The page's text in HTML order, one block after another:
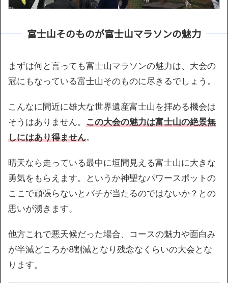
富士山そのものが富士山マラソンの魅力
まずは何と言っても富士山マラソンの魅力は、大会の
冠にもなっている富士山そのものに尽きるでしょう。
こんなに間近に雄大な世界遺産富士山を拝める機会は
そうはありません。 この大会の魅力は富士山の絶景無
しにはあり得ません。
晴天なら走っている最中に垣間見える富士山に大きな
勇気をもらえます。というか神聖なパワースポットの
ここで頑張らないとバチが当たるのではないか？との
思いが湧きます。
他方これで悪天候だった場合、コースの魅力や面白み
が半減どころか8割減となり残念なくらいの大会とな
ります。